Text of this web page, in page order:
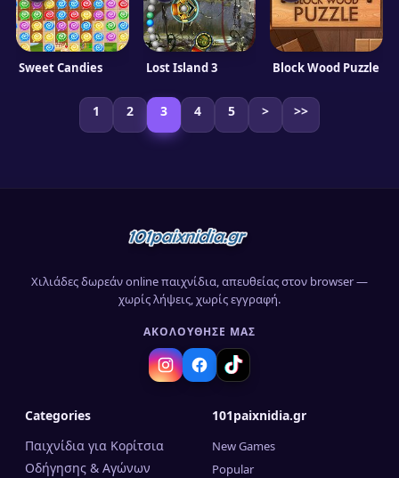
Sweet Candies Lost Island 3 Block Wood Puzzle
1 2 3 4 5 > >>
Χιλιάδες δωρεάν online παιχνίδια, απευθείας στον browser —
χωρίς λήψεις, χωρίς εγγραφή.
ΑΚΟΛΟΎΘΗΣΈ ΜΑΣ
Categories
Παιχνίδια για Κορίτσια
Οδήγησης & Αγώνων
101paixnidia.gr
New Games
Popular